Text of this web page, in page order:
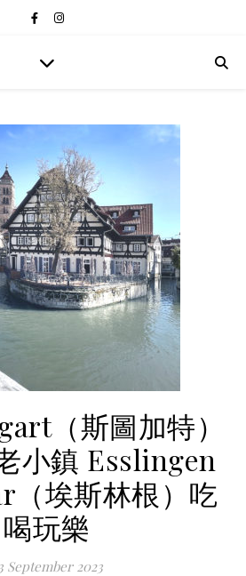
（斯圖加特）
小鎮 Esslingen
（埃斯林根）吃
喝玩樂
September 2023